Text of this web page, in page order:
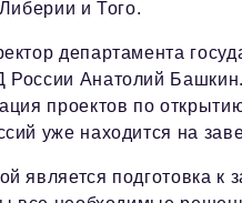
и Того.
департамента
Анатолий
проектов по
уже находится на
является подготовка к